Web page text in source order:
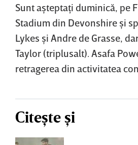
Sunt aşteptaţi duminică, pe
Stadium din Devonshire şi
Lykes şi Andre de Grasse,
Taylor (triplusalt). Asafa
retragerea din activitatea
Citește și